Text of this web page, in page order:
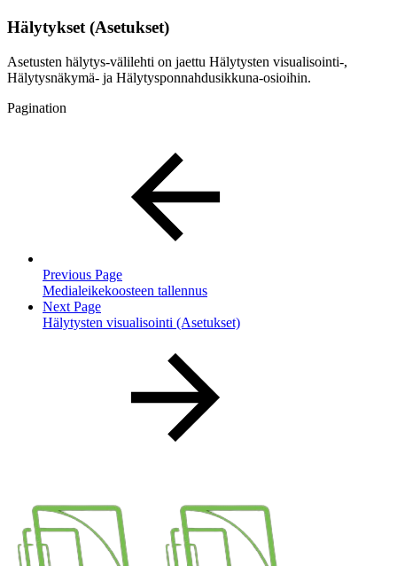
Hälytykset (Asetukset)
Asetusten hälytys-välilehti on jaettu Hälytysten visualisointi-,
Hälytysnäkymä- ja Hälytysponnahdusikkuna-osioihin.
Pagination
Previous Page
Medialeikekoosteen tallennus
Next Page
Hälytysten visualisointi (Asetukset)